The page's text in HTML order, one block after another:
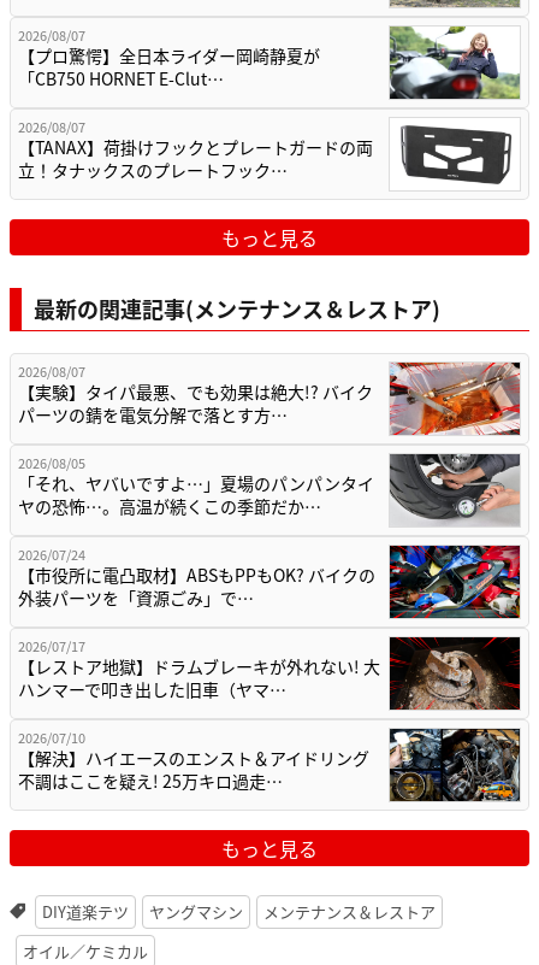
2026/08/07
【プロ驚愕】全日本ライダー岡崎静夏が
「CB750 HORNET E-Clut…
2026/08/07
【TANAX】荷掛けフックとプレートガードの両
立！タナックスのプレートフック…
もっと見る
最新の関連記事(メンテナンス＆レストア)
2026/08/07
【実験】タイパ最悪、でも効果は絶大!? バイク
パーツの錆を電気分解で落とす方…
2026/08/05
「それ、ヤバいですよ…」夏場のパンパンタイ
ヤの恐怖…。高温が続くこの季節だか…
2026/07/24
【市役所に電凸取材】ABSもPPもOK? バイクの
外装パーツを「資源ごみ」で…
2026/07/17
【レストア地獄】ドラムブレーキが外れない! 大
ハンマーで叩き出した旧車（ヤマ…
2026/07/10
【解決】ハイエースのエンスト＆アイドリング
不調はここを疑え! 25万キロ過走…
もっと見る
DIY道楽テツ ヤングマシン
メンテナンス＆レストア
オイル／ケミカル